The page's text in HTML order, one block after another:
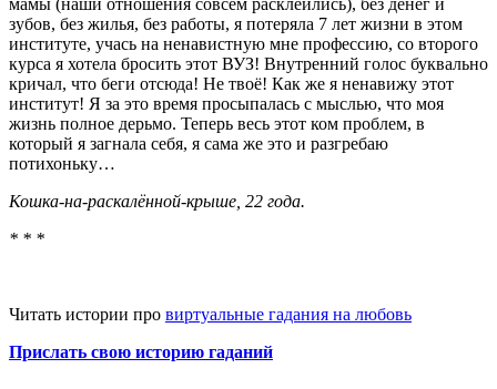
зубов, без жилья, без работы, я потеряла 7 лет жизни в этом
институте, учась на ненавистную мне профессию, со второго
курса я хотела бросить этот ВУЗ! Внутренний голос буквально
кричал, что беги отсюда! Не твоё! Как же я ненавижу этот
институт! Я за это время просыпалась с мыслью, что моя
жизнь полное дерьмо. Теперь весь этот ком проблем, в
который я загнала себя, я сама же это и разгребаю
потихоньку…
Кошка-на-раскалённой-крыше, 22 года.
* * *
Читать истории про виртуальные гадания на любовь
Прислать свою историю гаданий